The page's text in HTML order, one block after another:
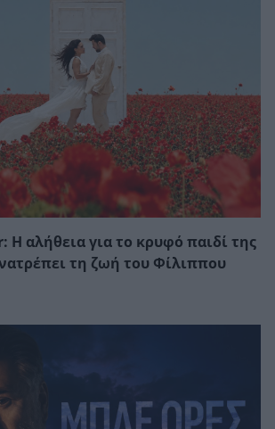
Η αλήθεια για το κρυφό παιδί της
τη ζωή του Φίλιππου